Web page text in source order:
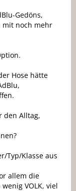
Gedöns,
mit noch mehr
Hose hätte
den Alltag,
Typ/Klasse aus
allem die
VOLK, viel